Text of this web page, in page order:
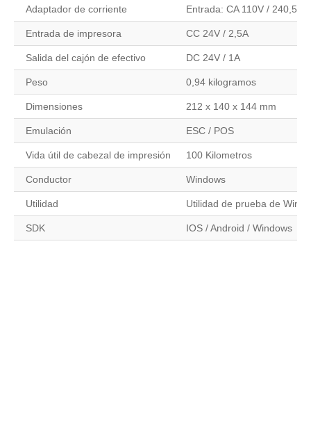
Adaptador de corriente Entrada: CA 110V / 240,50
Entrada de impresora CC 24V / 2,5A
Salida del cajón de efectivo DC 24V / 1A
Peso 0,94 kilogramos
Dimensiones 212 x 140 x 144 mm
Emulación ESC / POS
Vida útil de cabezal de impresión 100 Kilometros
Conductor Windows
Utilidad Utilidad de prueba de
SDK IOS / Android / Windows